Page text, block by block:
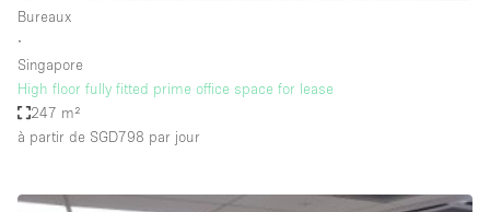
Atelier
Boutique / Magasin
Bureaux
∙
Singapore
High floor fully fitted prime office space for lease
247 m²
à partir de SGD798 par jour